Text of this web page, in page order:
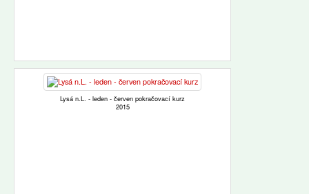
Lysá n.L. - leden - červen pokračovací kurz
2015